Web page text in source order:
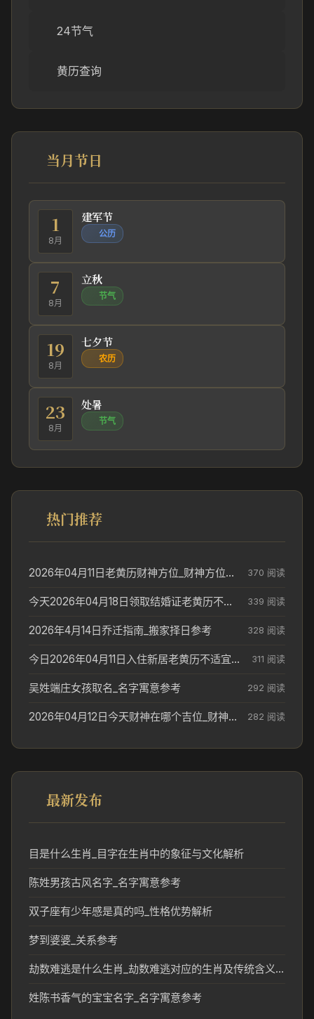
24节气
黄历查询
当月节日
1
8月
建军节
公历
7
8月
立秋
节气
19
8月
七夕节
农历
23
8月
处暑
节气
热门推荐
2026年04月11日老黄历财神方位_财神方位与供奉讲究 370 阅读
今天2026年04月18日领取结婚证老黄历不适合吗_领证日期参考 339 阅读
2026年4月14日乔迁指南_搬家择日参考 328 阅读
今日2026年04月11日入住新居老黄历不适宜吗_搬家择日参考 311 阅读
吴姓端庄女孩取名_名字寓意参考 292 阅读
2026年04月12日今天财神在哪个吉位_财神方位参考 282 阅读
最新发布
目是什么生肖_目字在生肖中的象征与文化解析
陈姓男孩古风名字_名字寓意参考
双子座有少年感是真的吗_性格优势解析
梦到婆婆_关系参考
劫数难逃是什么生肖_劫数难逃对应的生肖及传统含义解析
姓陈书香气的宝宝名字_名字寓意参考